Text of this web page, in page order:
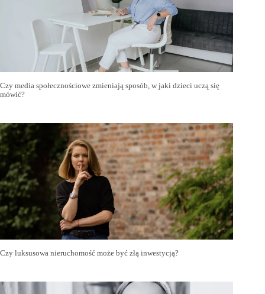
Czy media społecznościowe zmieniają sposób, w jaki dzieci uczą się
mówić?
Czy luksusowa nieruchomość może być złą inwestycją?